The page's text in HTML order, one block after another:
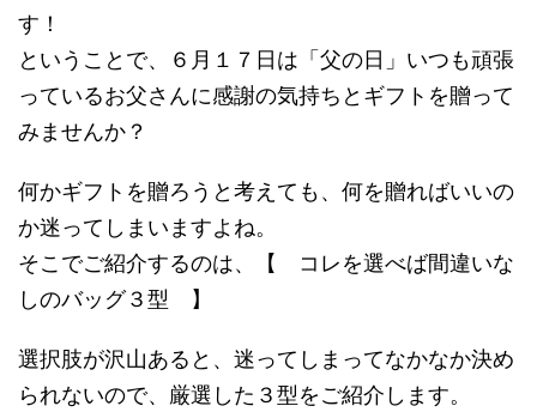
す！
ということで、６月１７日は「父の日」いつも頑張
っているお父さんに感謝の気持ちとギフトを贈って
みませんか？
何かギフトを贈ろうと考えても、何を贈ればいいの
か迷ってしまいますよね。
そこでご紹介するのは、【 コレを選べば間違いな
しのバッグ３型 】
選択肢が沢山あると、迷ってしまってなかなか決め
られないので、厳選した３型をご紹介します。